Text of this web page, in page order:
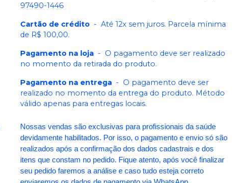
97490-1446
Cartão de crédito - Até 12x sem juros. Parcela mínima
de R$ 100,00.
Pagamento na loja - O pagamento deve ser realizado
no momento da retirada do produto.
Pagamento na entrega - O pagamento deve ser
realizado no momento da entrega do produto. Método
válido apenas para entregas locais.
Nossas vendas são exclusivas para profissionais da saúde
devidamente habilitados. Por isso, o pagamento e envio só são
realizados após a confirmação dos dados cadastrais e dos
itens que constam no pedido. Fique atento, após você finalizar
seu pedido faremos a análise e caso tudo esteja correto